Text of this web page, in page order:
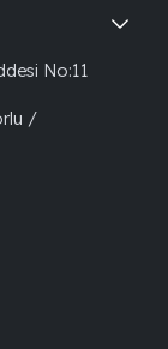
No:11
/